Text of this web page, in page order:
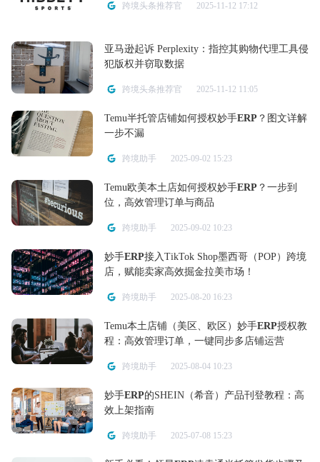
跨境头条推荐官 2025-11-12 17:12
亚马逊起诉 Perplexity：指控其购物代理工具侵
犯版权并窃取数据
跨境头条推荐官 2025-11-12 11:05
Temu半托管店铺如何授权妙手ERP ？图文详解
一步不漏
跨境助手 2025-09-02 15:23
Temu欧美本土店如何授权妙手ERP ？一步到
位，高效管理订单与商品
跨境助手 2025-09-02 10:23
妙手ERP接入TikTok Shop墨西哥（POP）跨境
店，赋能卖家高效掘金拉美市场！
跨境助手 2025-08-20 16:23
Temu本土店铺（美区、欧区）妙手ERP授权教
程：高效管理订单，一键同步多店铺运营
跨境助手 2025-08-04 10:23
妙手ERP的SHEIN（希音）产品刊登教程：高
效上架指南
跨境助手 2025-07-08 15:23